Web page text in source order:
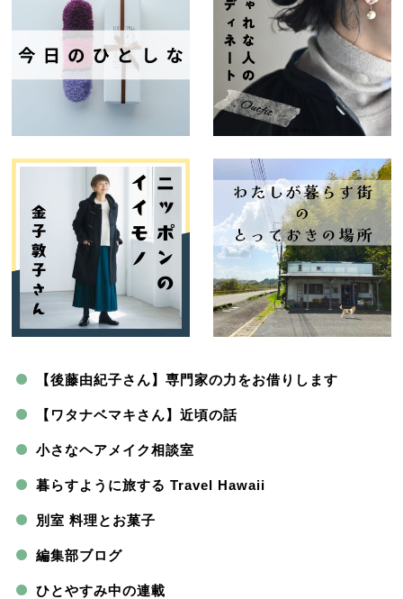
【後藤由紀子さん】専門家の力をお借りします
【ワタナベマキさん】近頃の話
小さなヘアメイク相談室
暮らすように旅する Travel Hawaii
別室 料理とお菓子
編集部ブログ
ひとやすみ中の連載